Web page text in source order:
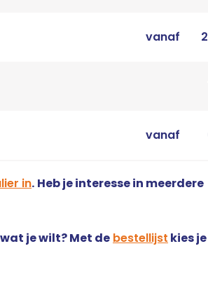
vanaf
vanaf
in. Heb je interesse in meerdere
je wilt? Met de bestellijst kies